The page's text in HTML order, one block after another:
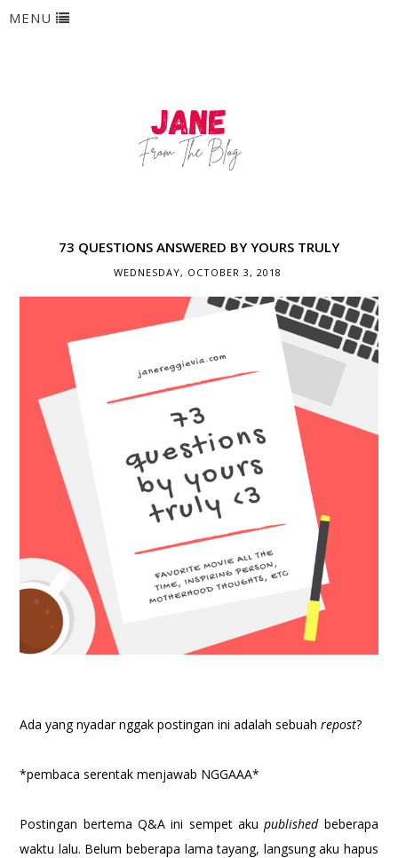
MENU
73 QUESTIONS ANSWERED BY YOURS TRULY
WEDNESDAY, OCTOBER 3, 2018
Ada yang nyadar nggak postingan ini adalah sebuahrepost?
*pembaca serentak menjawab NGGAAA*
Postingan bertema Q&A ini sempet akupublishedbeberapa
waktu lalu. Belum beberapa lama tayang, langsung aku hapus